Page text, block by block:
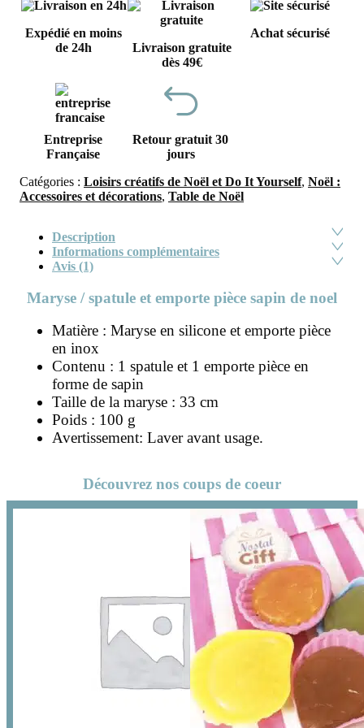
Expédié en moins
de 24h
Livraison gratuite
dès 49€
Achat sécurisé
Entreprise
Française
Retour gratuit 30
jours
Catégories : Loisirs créatifs de Noël et Do It Yourself, Noël :
Accessoires et décorations, Table de Noël
Description
Informations complémentaires
Avis (1)
Maryse / spatule et emporte pièce sapin de noel
Matière : Maryse en silicone et emporte pièce
en inox
Contenu : 1 spatule et 1 emporte pièce en
forme de sapin
Taille de la maryse : 33 cm
Poids : 100 g
Avertissement: Laver avant usage.
Découvrez nos coups de coeur